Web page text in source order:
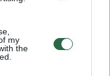
my
the
sistemos ne
geros.